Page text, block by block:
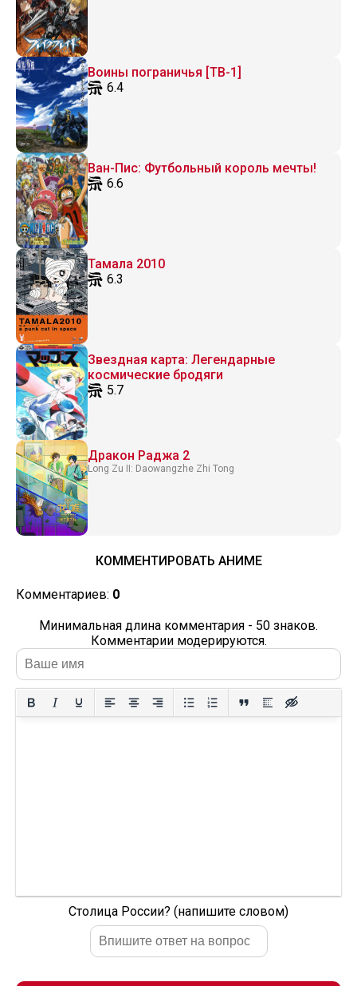
Воины пограничья [ТВ-1]
6.4
Ван-Пис: Футбольный король мечты!
6.6
Тамала 2010
6.3
Звездная карта: Легендарные
космические бродяги
5.7
Дракон Раджа 2
Long Zu II: Daowangzhe Zhi Tong
КОММЕНТИРОВАТЬ АНИМЕ
Комментариев: 0
Минимальная длина комментария - 50 знаков.
Комментарии модерируются.
Столица России? (напишите словом)